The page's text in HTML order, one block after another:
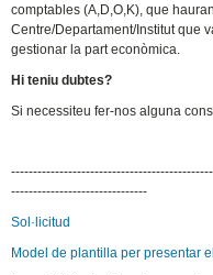
comptables (A,D,O,K), que
Centre/Departament/Institut que
gestionar la part econòmica.
Hi teniu dubtes?
Si necessiteu fer-nos alguna
-------------------------------
Sol·licitud
Model de plantilla per presentar